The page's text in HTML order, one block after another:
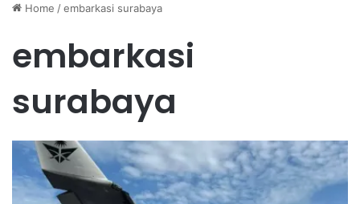
Home /embarkasi surabaya
embarkasi
surabaya